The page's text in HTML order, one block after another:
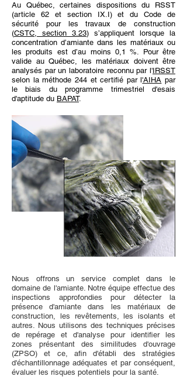
Au Québec, certaines dispositions du RSST
(article 62 et section IX.I) et du Code de
sécurité pour les travaux de construction
(CSTC, section 3.23) s’appliquent lorsque la
concentration d’amiante dans les matériaux ou
les produits est d’au moins 0,1 %. Pour être
valide au Québec, les matériaux doivent être
analysés par un laboratoire reconnu par l'IRSST
selon la méthode 244 et certifié par l'AIHA par
le biais du programme trimestriel d'esais
d'aptitude du BAPAT.
Nous offrons un service complet dans le
domaine de l'amiante. Notre équipe effectue des
inspections approfondies pour détecter la
présence d'amiante dans les matériaux de
construction, les revêtements, les isolants et
autres. Nous utilisons des techniques précises
de repérage et d'analyse pour identifier les
zones présentant des similitudes d'ouvrage
(ZPSO) et ce, afin d'établi des stratégies
d'échantillonnage adéquates et par conséquent,
évaluer les risques potentiels pour la santé.